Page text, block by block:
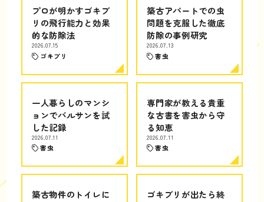
プロが明かすゴキブ
リの飛行能力と効果
的な防除法
2026.07.15
ゴキブリ
築古アパートでの虫
問題を克服した徹底
防除の事例研究
2026.07.13
害虫
一人暮らしのマンシ
ョンでバルサンを試
した記録
2026.07.11
害虫
専門家が教える貴重
な古書を害虫から守
る知恵
2026.07.11
害虫
築古物件のトイレに
ゴキブリが出たら終